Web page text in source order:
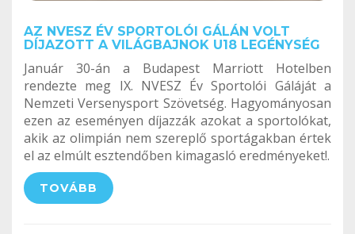
AZ NVESZ ÉV SPORTOLÓI GÁLÁN VOLT
DÍJAZOTT A VILÁGBAJNOK U18 LEGÉNYSÉG
Január 30-án a Budapest Marriott Hotelben
rendezte meg IX. NVESZ Év Sportolói Gáláját a
Nemzeti Versenysport Szövetség. Hagyományosan
ezen az eseményen díjazzák azokat a sportolókat,
akik az olimpián nem szereplő sportágakban értek
el az elmúlt esztendőben kimagasló eredményeket!.
TOVÁBB